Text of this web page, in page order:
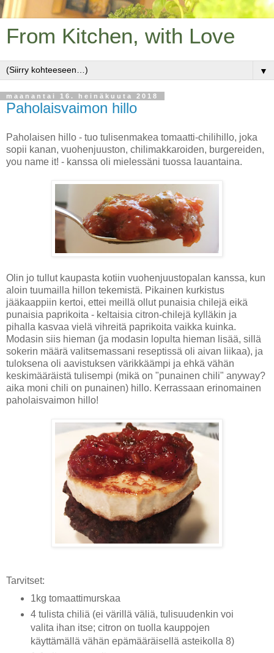
From Kitchen, with Love
▼
maanantai 16. heinäkuuta 2018
Paholaisvaimon hillo
Paholaisen hillo - tuo tulisenmakea tomaatti-chilihillo, joka
sopii kanan, vuohenjuuston, chilimakkaroiden, burgereiden,
you name it! - kanssa oli mielessäni tuossa lauantaina.
Olin jo tullut kaupasta kotiin vuohenjuustopalan kanssa, kun
aloin tuumailla hillon tekemistä. Pikainen kurkistus
jääkaappiin kertoi, ettei meillä ollut punaisia chilejä eikä
punaisia paprikoita - keltaisia citron-chilejä kylläkin ja
pihalla kasvaa vielä vihreitä paprikoita vaikka kuinka.
Modasin siis hieman (ja modasin lopulta hieman lisää, sillä
sokerin määrä valitsemassani reseptissä oli aivan liikaa), ja
tuloksena oli aavistuksen värikkäämpi ja ehkä vähän
keskimääräistä tulisempi (mikä on "punainen chili" anyway?
aika moni chili on punainen) hillo. Kerrassaan erinomainen
paholaisvaimon hillo!
Tarvitset:
1kg tomaattimurskaa
4 tulista chiliä (ei värillä väliä, tulisuudenkin voi
valita ihan itse; citron on tuolla kauppojen
käyttämällä vähän epämääräisellä asteikolla 8)